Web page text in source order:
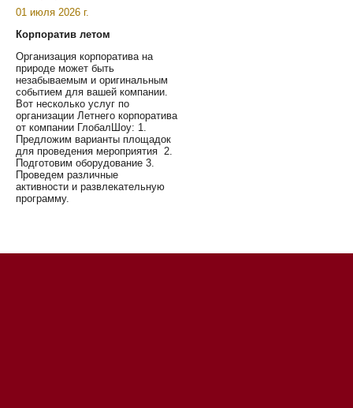
01 июля 2026 г.
Корпоратив летом
Организация корпоратива на
природе может быть
незабываемым и оригинальным
событием для вашей компании.
Вот несколько услуг по
организации Летнего корпоратива
от компании ГлобалШоу: 1.
Предложим варианты площадок
для проведения мероприятия 2.
Подготовим оборудование 3.
Проведем различные
активности и развлекательную
программу.